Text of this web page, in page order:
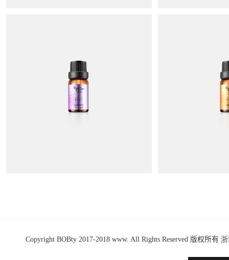
Copyright BOBty 2017-2018 www. All Rights Reserved 版权所有 浙